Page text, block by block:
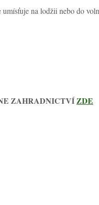
na lodžii nebo do
ZAHRADNICTVÍZDE